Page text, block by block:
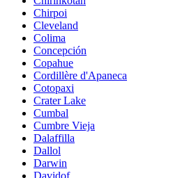
Chirpoi
Cleveland
Colima
Concepción
Copahue
Cordillère d'Apaneca
Cotopaxi
Crater Lake
Cumbal
Cumbre Vieja
Dalaffilla
Dallol
Darwin